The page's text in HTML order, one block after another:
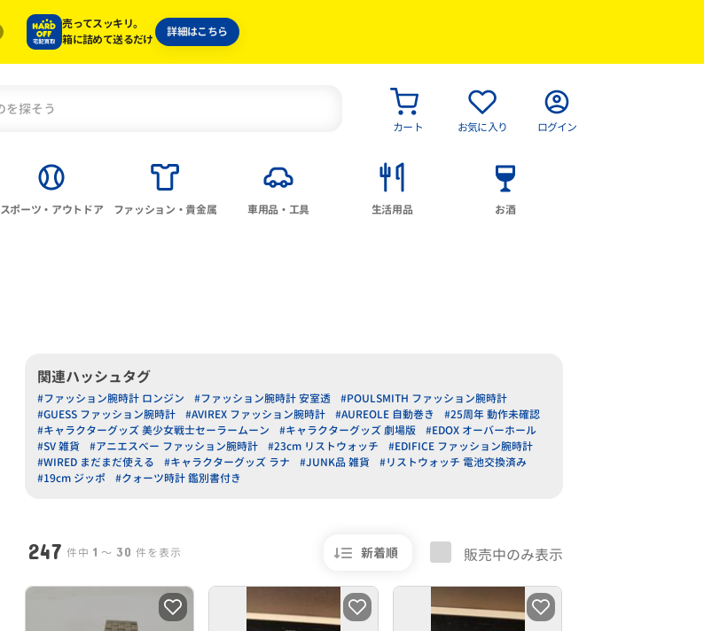
売ってスッキリ。
箱に詰めて送るだけ
詳細はこちら
カート お気に入り ログイン
スポーツ・アウトドア ファッション・貴金属 車用品・工具 生活用品 お酒
関連ハッシュタグ
#ファッション腕時計 ロンジン #ファッション腕時計 安室透
#POULSMITH ファッション腕時計
#GUESS ファッション腕時計
#AVIREX ファッション腕時計 #AUREOLE 自動巻き
#25周年 動作未確認
#キャラクターグッズ 美少女戦士セーラームーン
#キャラクターグッズ 劇場版
#EDOX オーバーホール
#SV 雑貨
#アニエスべー ファッション腕時計 #23cm リストウォッチ
#EDIFICE ファッション腕時計
#WIRED まだまだ使える
#キャラクターグッズ ラナ #JUNK品 雑貨
#リストウォッチ 電池交換済み
#19cm ジッポ
#クォーツ時計 鑑別書付き
247 件中 1 〜 30 件を表示 新着順 販売中のみ表示